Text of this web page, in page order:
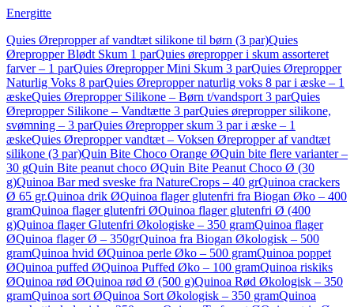
Energitte
Quies Ørepropper af vandtæt silikone til børn (3 par)Quies
Ørepropper Blødt Skum 1 parQuies ørepropper i skum assorteret
farver – 1 parQuies Ørepropper Mini Skum 3 parQuies Ørepropper
Naturlig Voks 8 parQuies Ørepropper naturlig voks 8 par i æske – 1
æskeQuies Ørepropper Silikone – Børn t/vandsport 3 parQuies
Ørepropper Silikone – Vandtætte 3 parQuies ørepropper silikone,
svømning – 3 parQuies Ørepropper skum 3 par i æske – 1
æskeQuies Ørepropper vandtæt – Voksen Ørepropper af vandtæt
silikone (3 par)Quin Bite Choco Orange ØQuin bite flere varianter –
30 gQuin Bite peanut choco ØQuin Bite Peanut Choco Ø (30
g)Quinoa Bar med sveske fra NatureCrops – 40 grQuinoa crackers
Ø 65 gr.Quinoa drik ØQuinoa flager glutenfri fra Biogan Øko – 400
gramQuinoa flager glutenfri ØQuinoa flager glutenfri Ø (400
g)Quinoa flager Glutenfri Økologiske – 350 gramQuinoa flager
ØQuinoa flager Ø – 350grQuinoa fra Biogan Økologisk – 500
gramQuinoa hvid ØQuinoa perle Øko – 500 gramQuinoa poppet
ØQuinoa puffed ØQuinoa Puffed Øko – 100 gramQuinoa riskiks
ØQuinoa rød ØQuinoa rød Ø (500 g)Quinoa Rød Økologisk – 350
gramQuinoa sort ØQuinoa Sort Økologisk – 350 gramQuinoa